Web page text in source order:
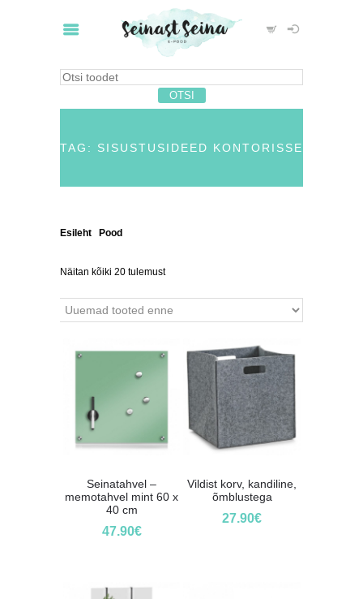
TAG: SISUSTUSIDEED KONTORISSE
Esileht Pood
Näitan kõiki 20 tulemust
Seinatahvel –
memotahvel mint 60 x
40 cm
47.90€
Vildist korv, kandiline,
õmblustega
27.90€